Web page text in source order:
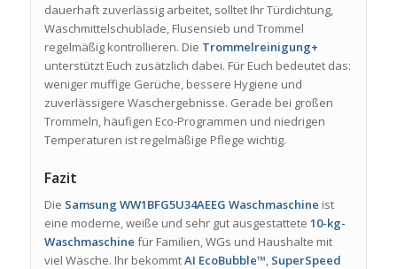
dauerhaft zuverlässig arbeitet, solltet Ihr Türdichtung,
Waschmittelschublade, Flusensieb und Trommel
regelmäßig kontrollieren. Die Trommelreinigung+
unterstützt Euch zusätzlich dabei. Für Euch bedeutet das:
weniger muffige Gerüche, bessere Hygiene und
zuverlässigere Waschergebnisse. Gerade bei großen
Trommeln, häufigen Eco-Programmen und niedrigen
Temperaturen ist regelmäßige Pflege wichtig.
Fazit
Die Samsung WW1BFG5U34AEEG Waschmaschine ist
eine moderne, weiße und sehr gut ausgestattete 10-kg-
Waschmaschine für Familien, WGs und Haushalte mit
viel Wäsche. Ihr bekommtAI EcoBubble™, SuperSpeed